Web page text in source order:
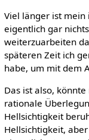
Viel länger ist mein
eigentlich gar
weiterzuarbeiten
späteren Zeit ich
habe, um mit dem
Das ist also,
rationale
Hellsichtigkeit
Hellsichtigkeit,